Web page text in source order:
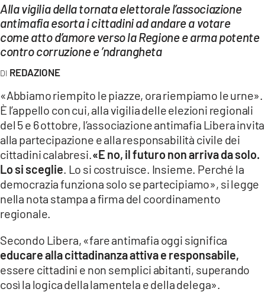
LAC NETWORK
LAC ONAIR
LaC
Network
LACPLAY.IT
LACTV.IT
LACONAIR.IT
LACITYMAG.IT
ILREGGINO.IT
ILVIBONESE.IT
CATANZAROCHANNEL.IT
Alla vigilia della tornata elettorale l’associazione
antimafia esorta i cittadini ad andare a votare
come atto d’amore verso la Regione e arma potente
contro corruzione e ’ndrangheta
REDAZIONE
«Abbiamo riempito le piazze, ora riempiamo le urne».
È l’appello con cui, alla vigilia delle elezioni regionali
del 5 e 6 ottobre, l’associazione antimafia Libera invita
alla partecipazione e alla responsabilità civile dei
cittadini calabresi. «E no, il futuro non arriva da solo.
Lo si sceglie . Lo si costruisce. Insieme. Perché la
democrazia funziona solo se partecipiamo», si legge
nella nota stampa a firma del coordinamento
regionale.
Secondo Libera, «fare antimafia oggi significa
educare alla cittadinanza attiva e responsabile,
essere cittadini e non semplici abitanti, superando
così la logica della lamentela e della delega».